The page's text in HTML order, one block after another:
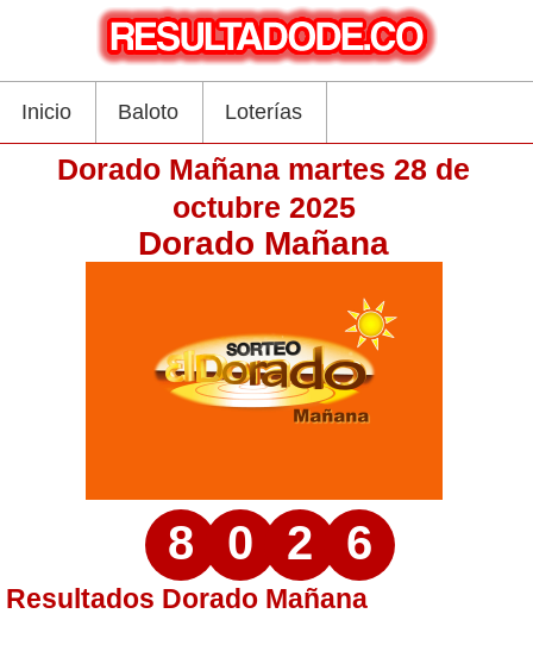
Inicio Baloto Loterías
Dorado Mañana martes 28 de
octubre 2025
Dorado Mañana
8 0 2 6
Resultados Dorado Mañana